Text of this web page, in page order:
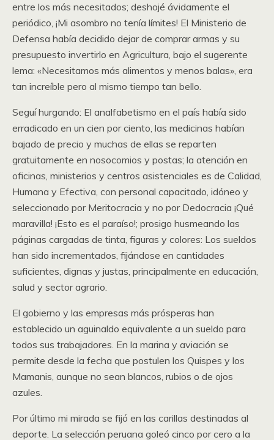
entre los más necesitados; deshojé ávidamente el
periódico, ¡Mi asombro no tenía límites! El Ministerio de
Defensa había decidido dejar de comprar armas y su
presupuesto invertirlo en Agricultura, bajo el sugerente
lema: «Necesitamos más alimentos y menos balas», era
tan increíble pero al mismo tiempo tan bello.
Seguí hurgando: El analfabetismo en el país había sido
erradicado en un cien por ciento, las medicinas habían
bajado de precio y muchas de ellas se reparten
gratuitamente en nosocomios y postas; la atención en
oficinas, ministerios y centros asistenciales es de Calidad,
Humana y Efectiva, con personal capacitado, idóneo y
seleccionado por Meritocracia y no por Dedocracia ¡Qué
maravilla! ¡Esto es el paraíso!; prosigo husmeando las
páginas cargadas de tinta, figuras y colores: Los sueldos
han sido incrementados, fijándose en cantidades
suficientes, dignas y justas, principalmente en educación,
salud y sector agrario.
El gobierno y las empresas más prósperas han
establecido un aguinaldo equivalente a un sueldo para
todos sus trabajadores. En la marina y aviación se
permite desde la fecha que postulen los Quispes y los
Mamanis, aunque no sean blancos, rubios o de ojos
azules.
Por último mi mirada se fijó en las carillas destinadas al
deporte. La selección peruana goleó cinco por cero a la